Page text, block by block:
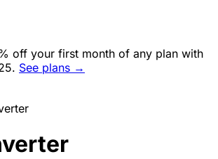
off your first month of any plan with
. See plans →